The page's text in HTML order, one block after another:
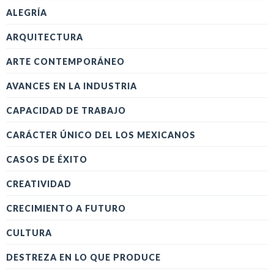
ALEGRÍA
ARQUITECTURA
ARTE CONTEMPORÁNEO
AVANCES EN LA INDUSTRIA
CAPACIDAD DE TRABAJO
CARÁCTER ÚNICO DEL LOS MEXICANOS
CASOS DE ÉXITO
CREATIVIDAD
CRECIMIENTO A FUTURO
CULTURA
DESTREZA EN LO QUE PRODUCE